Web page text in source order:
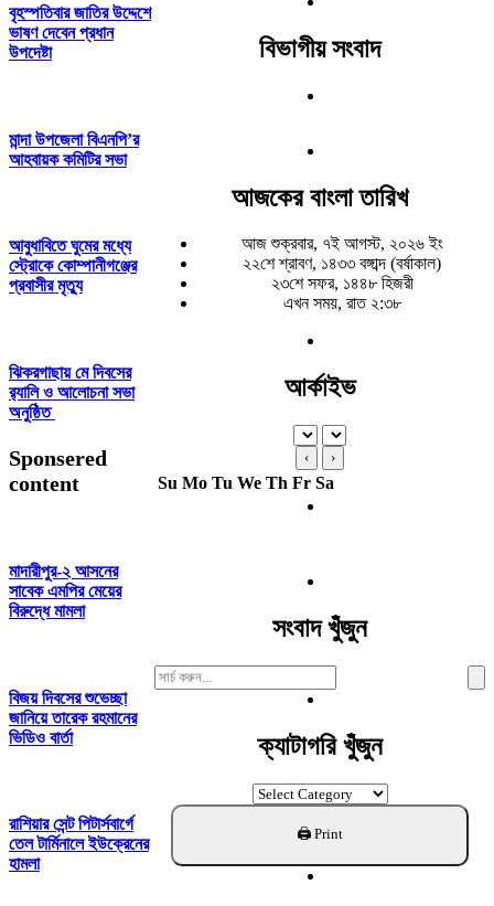
বৃহস্পতিবার জাতির উদ্দেশে
ভাষণ দেবেন প্রধান
উপদেষ্টা
মান্দা উপজেলা বিএনপি’র
আহবায়ক কমিটির সভা
আবুধাবিতে ঘুমের মধ্যে
স্ট্রোকে কোম্পানীগঞ্জের
প্রবাসীর মৃত্যু
ঝিকরগাছায় মে দিবসের
র‍্যালি ও আলোচনা সভা
অনুষ্ঠিত
Sponsered
content
মাদারীপুর-২ আসনের
সাবেক এমপির মেয়ের
বিরুদ্ধে মামলা
বিজয় দিবসের শুভেচ্ছা
জানিয়ে তারেক রহমানের
ভিডিও বার্তা
রাশিয়ার সেন্ট পিটার্সবার্গে
তেল টার্মিনালে ইউক্রেনের
হামলা
বিভাগীয় সংবাদ
আজকের বাংলা তারিখ
আজ শুক্রবার, ৭ই আগস্ট, ২০২৬ ইং
২২শে শ্রাবণ, ১৪৩৩ বঙ্গাব্দ (বর্ষাকাল)
২৩শে সফর, ১৪৪৮ হিজরী
এখন সময়, রাত ২:৩৮
আর্কাইভ
‹ ›
Su Mo Tu We Th Fr Sa
সংবাদ খুঁজুন
Search
For:
ক্যাটাগরি খুঁজুন
ক্যাটাগরি
খুঁজুন